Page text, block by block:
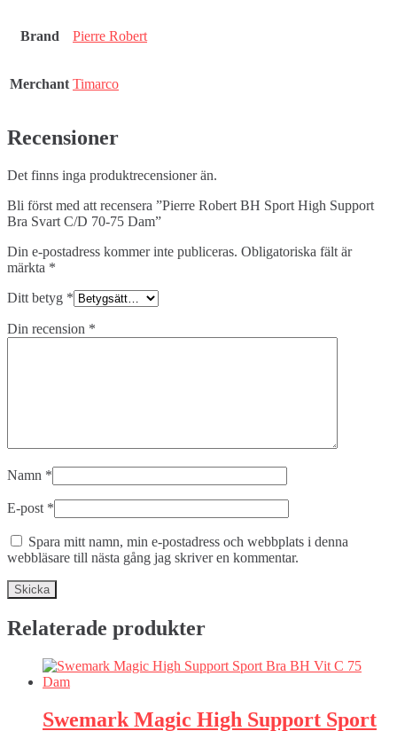
Brand Pierre Robert
Merchant Timarco
Recensioner
Det finns inga produktrecensioner än.
Bli först med att recensera ”Pierre Robert BH Sport High Support
Bra Svart C/D 70-75 Dam”
Din e-postadress kommer inte publiceras. Obligatoriska fält är
märkta *
Ditt betyg *
Din recension *
Namn *
E-post *
Spara mitt namn, min e-postadress och webbplats i denna
webbläsare till nästa gång jag skriver en kommentar.
Relaterade produkter
Swemark Magic High Support Sport